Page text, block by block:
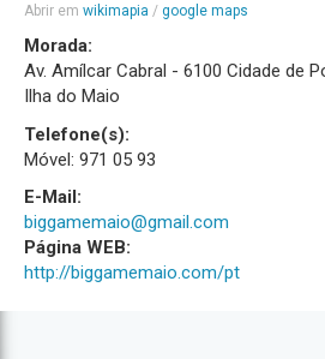
Abrir em wikimapia / google maps
Morada:
Av. Amílcar Cabral - 6100 Cidade de
Ilha do Maio
Telefone(s):
Móvel: 971 05 93
E-Mail:
biggamemaio@gmail.com
Página WEB:
http://biggamemaio.com/pt